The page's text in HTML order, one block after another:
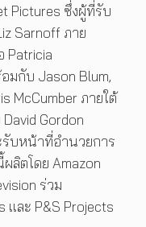
Pictures ซึ่งผู้ที่รับ
Sarnoff ภาย
Patricia
มกับ Jason Blum,
McCumber ภายใต้
Gordon
บหน้าที่อำนวยการ
ลิตโดย Amazon
ร่วม
และ P&S Projects